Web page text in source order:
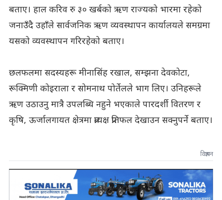
बताए। हाल करिव रु ३० खर्बको ऋण राज्यको भारमा रहेको
जनाउँदै उहाँले सार्वजनिक ऋण व्यवस्थापन कार्यालयले समग्रमा
यसको व्यवस्थापन गरिरहेको बताए।
छलफलमा सदस्यहरू मीनासिंह रखाल, सम्झना देवकोटा,
रूक्मिणी कोइराला र सोमनाथ पोर्तेलले भाग लिए। उनिहरूले
ऋण उठाउनु मात्रै उपलब्धि नहुने भएकाले पारदर्शी वितरण र
कृषि, ऊर्जालगायत क्षेत्रमा प्रत्यक्ष प्रतिफल देखाउन सक्नुपर्ने बताए।
विज्ञापन